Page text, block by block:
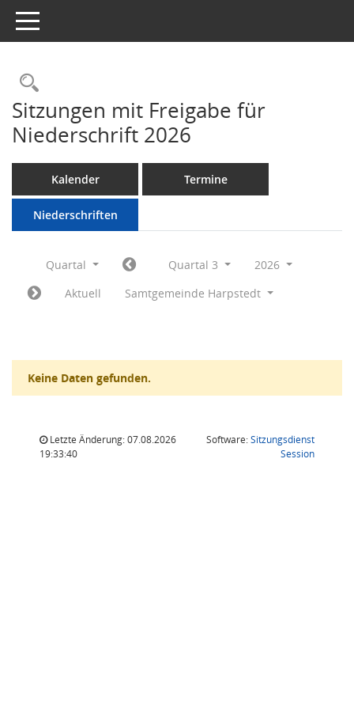
Toggle navigation
Rechercheauswahl
Sitzungen mit Freigabe für
Niederschrift 2026
Kalender Termine
Niederschriften
Quartal Quartal 3
2026
Aktuell
Samtgemeinde Harpstedt
Keine Daten gefunden.
Letzte Änderung: 07.08.2026
19:33:40
Software:Sitzungsdienst
Session(Wird in